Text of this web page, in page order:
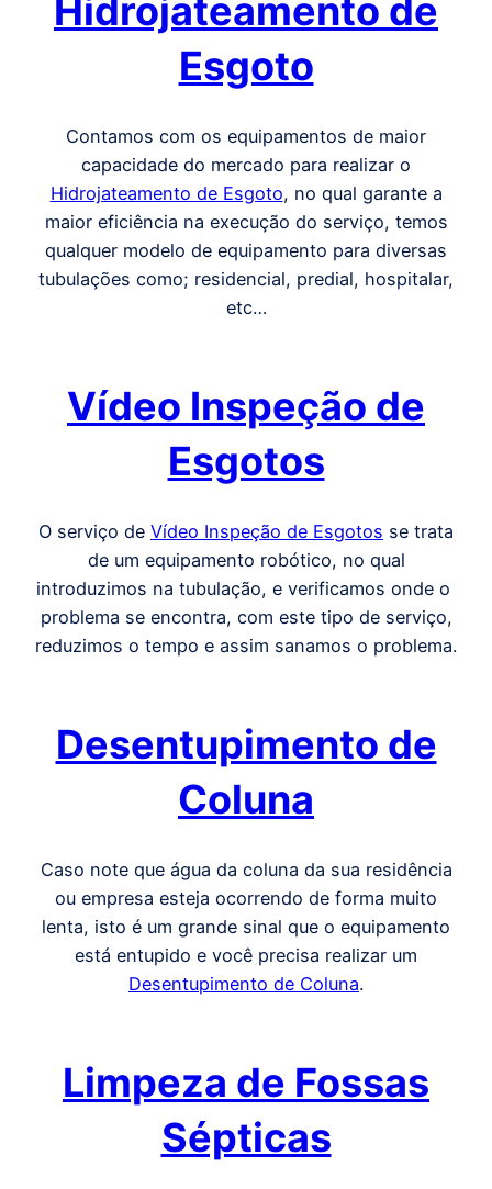
Hidrojateamento de
Esgoto
Contamos com os equipamentos de maior
capacidade do mercado para realizar o
Hidrojateamento de Esgoto, no qual garante a
maior eficiência na execução do serviço, temos
qualquer modelo de equipamento para diversas
tubulações como; residencial, predial, hospitalar,
etc…
Vídeo Inspeção de
Esgotos
O serviço de Vídeo Inspeção de Esgotos se trata
de um equipamento robótico, no qual
introduzimos na tubulação, e verificamos onde o
problema se encontra, com este tipo de serviço,
reduzimos o tempo e assim sanamos o problema.
Desentupimento de
Coluna
Caso note que água da coluna da sua residência
ou empresa esteja ocorrendo de forma muito
lenta, isto é um grande sinal que o equipamento
está entupido e você precisa realizar um
Desentupimento de Coluna.
Limpeza de Fossas
Sépticas